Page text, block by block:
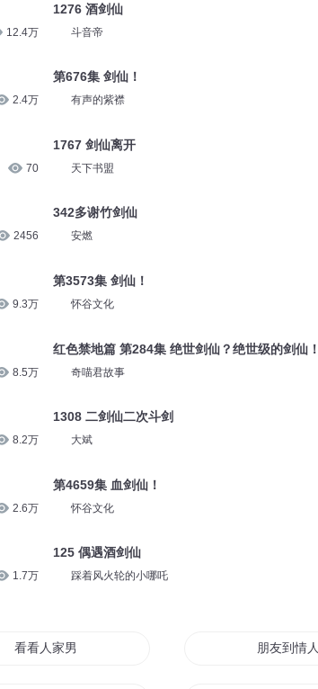
12.4万
2.4万
70
2456
9.3万
8.5万
8.2万
2.6万
1.7万
1276 酒剑仙
斗音帝
第676集 剑仙！
有声的紫襟
1767 剑仙离开
天下书盟
342多谢竹剑仙
安燃
第3573集 剑仙！
怀谷文化
红色禁地篇 第284集 绝世剑仙？绝世级的剑仙！
奇喵君故事
1308 二剑仙二次斗剑
大斌
第4659集 血剑仙！
怀谷文化
125 偶遇酒剑仙
踩着风火轮的小哪吒
看看人家男朋友 朋友到情人